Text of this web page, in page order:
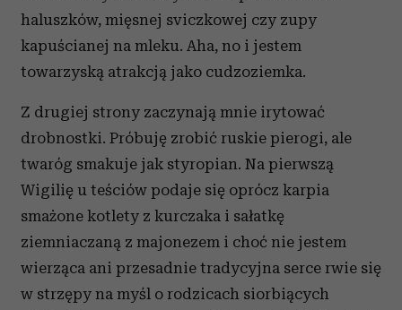
haluszków, mięsnej sviczkowej czy zupy
kapuścianej na mleku. Aha, no i jestem
towarzyską atrakcją jako cudzoziemka.
Z drugiej strony zaczynają mnie irytować
drobnostki. Próbuję zrobić ruskie pierogi, ale
twaróg smakuje jak styropian. Na pierwszą
Wigilię u teściów podaje się oprócz karpia
smażone kotlety z kurczaka i sałatkę
ziemniaczaną z majonezem i choć nie jestem
wierząca ani przesadnie tradycyjna serce rwie się
w strzępy na myśl o rodzicach siorbiących